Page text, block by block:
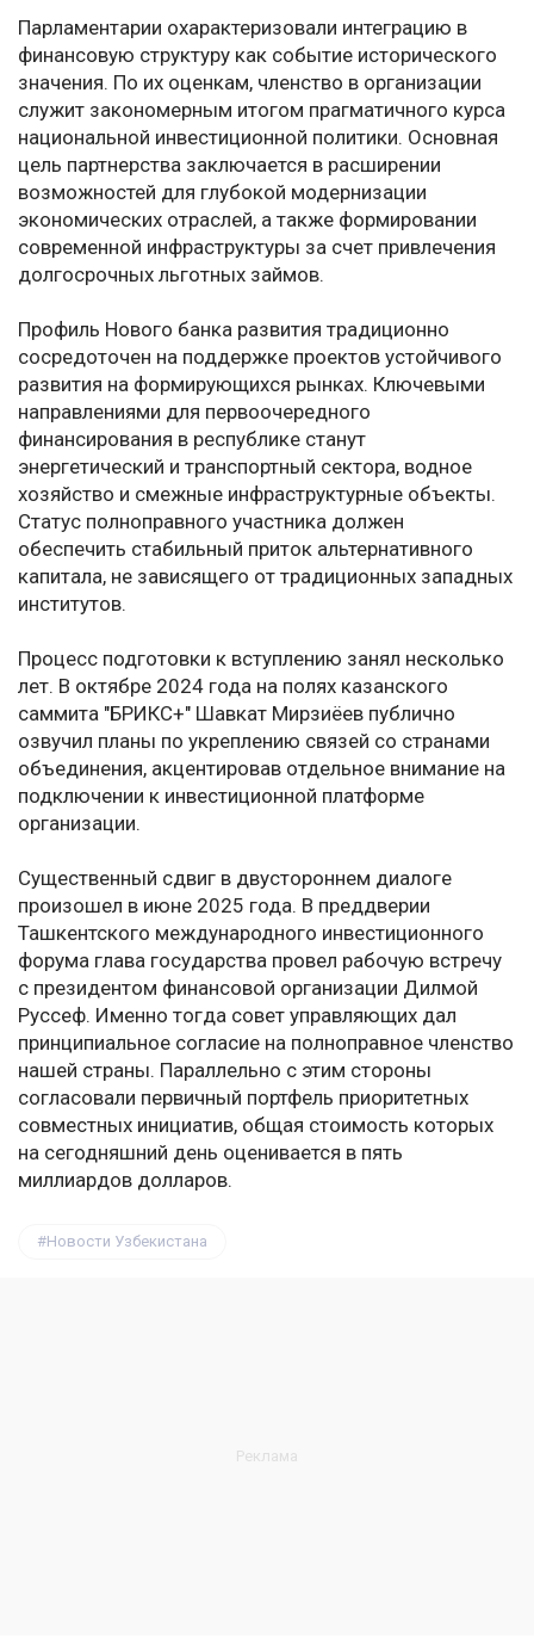
Парламентарии охарактеризовали интеграцию в
финансовую структуру как событие исторического
значения. По их оценкам, членство в организации
служит закономерным итогом прагматичного курса
национальной инвестиционной политики. Основная
цель партнерства заключается в расширении
возможностей для глубокой модернизации
экономических отраслей, а также формировании
современной инфраструктуры за счет привлечения
долгосрочных льготных займов.
Профиль Нового банка развития традиционно
сосредоточен на поддержке проектов устойчивого
развития на формирующихся рынках. Ключевыми
направлениями для первоочередного
финансирования в республике станут
энергетический и транспортный сектора, водное
хозяйство и смежные инфраструктурные объекты.
Статус полноправного участника должен
обеспечить стабильный приток альтернативного
капитала, не зависящего от традиционных западных
институтов.
Процесс подготовки к вступлению занял несколько
лет. В октябре 2024 года на полях казанского
саммита "БРИКС+" Шавкат Мирзиёев публично
озвучил планы по укреплению связей со странами
объединения, акцентировав отдельное внимание на
подключении к инвестиционной платформе
организации.
Существенный сдвиг в двустороннем диалоге
произошел в июне 2025 года. В преддверии
Ташкентского международного инвестиционного
форума глава государства провел рабочую встречу
с президентом финансовой организации Дилмой
Руссеф. Именно тогда совет управляющих дал
принципиальное согласие на полноправное членство
нашей страны. Параллельно с этим стороны
согласовали первичный портфель приоритетных
совместных инициатив, общая стоимость которых
на сегодняшний день оценивается в пять
миллиардов долларов.
Новости Узбекистана